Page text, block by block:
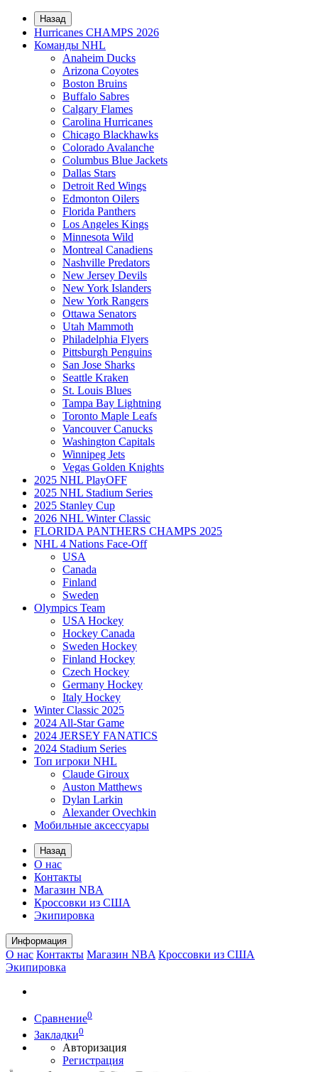
Назад
Hurricanes CHAMPS 2026
Команды NHL
Anaheim Ducks
Arizona Coyotes
Boston Bruins
Buffalo Sabres
Calgary Flames
Carolina Hurricanes
Chicago Blackhawks
Colorado Avalanche
Columbus Blue Jackets
Dallas Stars
Detroit Red Wings
Edmonton Oilers
Florida Panthers
Los Angeles Kings
Minnesota Wild
Montreal Canadiens
Nashville Predators
New Jersey Devils
New York Islanders
New York Rangers
Ottawa Senators
Utah Mammoth
Philadelphia Flyers
Pittsburgh Penguins
San Jose Sharks
Seattle Kraken
St. Louis Blues
Tampa Bay Lightning
Toronto Maple Leafs
Vancouver Canucks
Washington Capitals
Winnipeg Jets
Vegas Golden Knights
2025 NHL PlayOFF
2025 NHL Stadium Series
2025 Stanley Cup
2026 NHL Winter Classic
FLORIDA PANTHERS CHAMPS 2025
NHL 4 Nations Face-Off
USA
Canada
Finland
Sweden
Olympics Team
USA Hockey
Hockey Canada
Sweden Hockey
Finland Hockey
Czech Hockey
Germany Hockey
Italy Hockey
Winter Classic 2025
2024 All-Star Game
2024 JERSEY FANATICS
2024 Stadium Series
Топ игроки NHL
Claude Giroux
Auston Matthews
Dylan Larkin
Alexander Ovechkin
Мобильные аксессуары
Назад
О нас
Контакты
Магазин NBA
Кроссовки из США
Экипировка
Информация
О нас Контакты Магазин NBA Кроссовки из США
Экипировка
Сравнение0
Закладки0
Авторизация
Регистрация